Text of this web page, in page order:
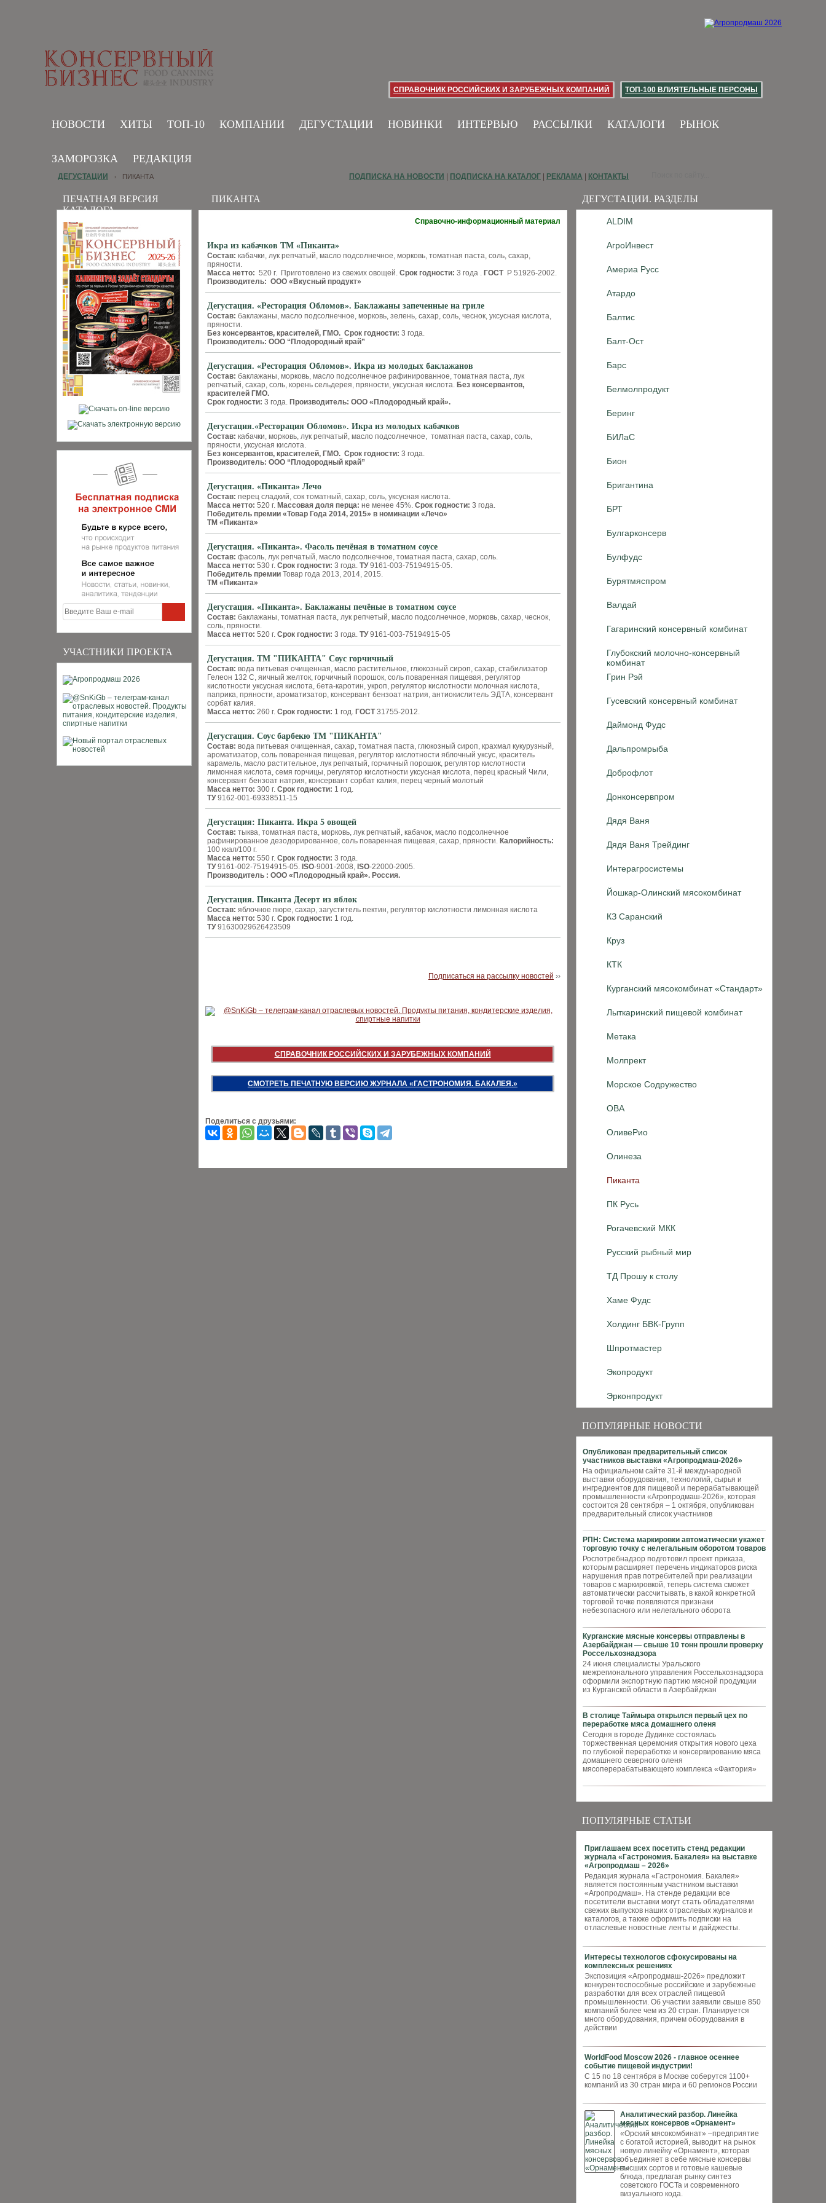
СПРАВОЧНИК РОССИЙСКИХ И ЗАРУБЕЖНЫХ КОМПАНИЙ ТОП-100 ВЛИЯТЕЛЬНЫЕ ПЕРСОНЫ
НОВОСТИ ХИТЫ ТОП-10 КОМПАНИИ ДЕГУСТАЦИИ НОВИНКИ ИНТЕРВЬЮ РАССЫЛКИ КАТАЛОГИ РЫНОК
ЗАМОРОЗКА РЕДАКЦИЯ
ПЕЧАТНАЯ ВЕРСИЯ
КАТАЛОГА
УЧАСТНИКИ ПРОЕКТА
ДЕГУСТАЦИИ. РАЗДЕЛЫ
ALDIM
АгроИнвест
Америа Русс
Атардо
Балтис
Балт-Ост
Барс
Белмолпродукт
Беринг
БИЛаС
Бион
Бригантина
БРТ
Булгарконсерв
Булфудс
Бурятмяспром
Валдай
Гагаринский консервный комбинат
Глубокский молочно-консервный
комбинат
Грин Рэй
Гусевский консервный комбинат
Даймонд Фудс
Дальпромрыба
Доброфлот
Донконсервпром
Дядя Ваня
Дядя Ваня Трейдинг
Интерагросистемы
Йошкар-Олинский мясокомбинат
КЗ Саранский
Круз
КТК
Курганский мясокомбинат «Стандарт»
Лыткаринский пищевой комбинат
Метака
Молпрект
Морское Содружество
ОВА
ОливеРио
Олинеза
Пиканта
ПК Русь
Рогачевский МКК
Русский рыбный мир
ТД Прошу к столу
Хаме Фудс
Холдинг БВК-Групп
Шпротмастер
Экопродукт
Эрконпродукт
ПОПУЛЯРНЫЕ НОВОСТИ
Опубликован предварительный список
участников выставки «Агропродмаш-2026»
На официальном сайте 31-й международной
выставки оборудования, технологий, сырья и
ингредиентов для пищевой и перерабатывающей
промышленности «Агропродмаш-2026», которая
состоится 28 сентября – 1 октября, опубликован
предварительный список участников
РПН: Система маркировки автоматически укажет
торговую точку с нелегальным оборотом товаров
Роспотребнадзор подготовил проект приказа,
которым расширяет перечень индикаторов риска
нарушения прав потребителей при реализации
товаров с маркировкой, теперь система сможет
автоматически рассчитывать, в какой конкретной
торговой точке появляются признаки
небезопасного или нелегального оборота
Курганские мясные консервы отправлены в
Азербайджан — свыше 10 тонн прошли проверку
Россельхознадзора
24 июня специалисты Уральского
межрегионального управления Россельхознадзора
оформили экспортную партию мясной продукции
из Курганской области в Азербайджан
В столице Таймыра открылся первый цех по
переработке мяса домашнего оленя
Сегодня в городе Дудинке состоялась
торжественная церемония открытия нового цеха
по глубокой переработке и консервированию мяса
домашнего северного оленя
мясоперерабатывающего комплекса «Фактория»
ПОПУЛЯРНЫЕ СТАТЬИ
Приглашаем всех посетить стенд редакции
журнала «Гастрономия. Бакалея» на выставке
«Агропродмаш – 2026»
Редакция журнала «Гастрономия. Бакалея»
является постоянным участником выставки
«Агропродмаш». На стенде редакции все
посетители выставки могут стать обладателями
свежих выпусков наших отраслевых журналов и
каталогов, а также оформить подписки на
отласлевые новостные ленты и дайджесты.
Интересы технологов сфокусированы на
комплексных решениях
Экспозиция «Агропродмаш-2026» предложит
конкурентоспособные российские и зарубежные
разработки для всех отраслей пищевой
промышленности. Об участии заявили свыше 850
компаний более чем из 20 стран. Планируется
много оборудования, причем оборудования в
действии
WorldFood Moscow 2026 - главное осеннее
событие пищевой индустрии!
С 15 по 18 сентября в Москве соберутся 1100+
компаний из 30 стран мира и 60 регионов России
Аналитический разбор. Линейка
мясных консервов «Орнамент»
«Орский мясокомбинат» –предприятие
с богатой историей, выводит на рынок
новую линейку «Орнамент», которая
объединяет в себе мясные консервы
высших сортов и готовые кашевые
блюда, предлагая рынку синтез
советского ГОСТа и современного
визуального кода.
ДЕГУСТАЦИИ › ПИКАНТА ПОДПИСКА НА НОВОСТИ ПОДПИСКА НА КАТАЛОГ РЕКЛАМА КОНТАКТЫ
ПИКАНТА
Справочно-информационный материал
Икра из кабачков ТМ «Пиканта»
Состав: кабачки, лук репчатый, масло подсолнечное, морковь, томатная паста, соль, сахар,
пряности.
Масса нетто: 520 г. Приготовлено из свежих овощей. Срок годности: 3 года . ГОСТР 51926-2002.
Производитель: ООО «Вкусный продукт»
Дегустация. «Ресторация Обломов». Баклажаны запеченные на гриле
Состав: баклажаны, масло подсолнечное, морковь, зелень, сахар, соль, чеснок, уксусная кислота,
пряности.
Без консервантов, красителей, ГМО. Срок годности: 3 года.
Производитель: ООО “Плодородный край”
Дегустация. «Ресторация Обломов». Икра из молодых баклажанов
Состав: баклажаны, морковь, масло подсолнечное рафинированное, томатная паста, лук
репчатый, сахар, соль, корень сельдерея, пряности, уксусная кислота. Без консервантов,
красителей ГМО.
Срок годности: 3 года. Производитель: ООО «Плодородный край».
Дегустация.«Ресторация Обломов». Икра из молодых кабачков
Состав: кабачки, морковь, лук репчатый, масло подсолнечное, томатная паста, сахар, соль,
пряности, уксусная кислота.
Без консервантов, красителей, ГМО. Срок годности: 3 года.
Производитель: ООО “Плодородный край”
Дегустация. «Пиканта» Лечо
Состав: перец сладкий, сок томатный, сахар, соль, уксусная кислота.
Масса нетто: 520 г. Массовая доля перца: не менее 45%. Срок годности: 3 года.
Победитель премии «Товар Года 2014, 2015» в номинации «Лечо»
ТМ «Пиканта»
Дегустация. «Пиканта». Фасоль печёная в томатном соусе
Состав: фасоль, лук репчатый, масло подсолнечное, томатная паста, сахар, соль.
Масса нетто: 530 г. Срок годности: 3 года. ТУ9161-003-75194915-05.
Победитель премии Товар года 2013, 2014, 2015.
ТМ «Пиканта»
Дегустация. «Пиканта». Баклажаны печёные в томатном соусе
Состав: баклажаны, томатная паста, лук репчетый, масло подсолнечное, морковь, сахар, чеснок,
соль, пряности.
Масса нетто: 520 г. Срок годности: 3 года. ТУ9161-003-75194915-05
Дегустация. ТМ "ПИКАНТА" Соус горчичный
Состав: вода питьевая очищенная, масло растительное, глюкозный сироп, сахар, стабилизатор
Гелеон 132 С, яичный желток, горчичный порошок, соль поваренная пищевая, регулятор
кислотности уксусная кислота, бета-каротин, укроп, регулятор кислотности молочная кислота,
паприка, пряности, ароматизатор, консервант бензоат натрия, антиокислитель ЭДТА, консервант
сорбат калия.
Масса нетто: 260 г. Срок годности: 1 год. ГОСТ31755-2012.
Дегустация. Соус барбекю ТМ "ПИКАНТА"
Состав: вода питьевая очищенная, сахар, томатная паста, глюкозный сироп, крахмал кукурузный,
ароматизатор, соль поваренная пищевая, регулятор кислотности яблочный уксус, краситель
карамель, масло растительное, лук репчатый, горчичный порошок, регулятор кислотности
лимонная кислота, семя горчицы, регулятор кислотности уксусная кислота, перец красный Чили,
консервант бензоат натрия, консервант сорбат калия, перец черный молотый
Масса нетто: 300 г. Срок годности: 1 год.
ТУ9162-001-69338511-15
Дегустация: Пиканта. Икра 5 овощей
Состав: тыква, томатная паста, морковь, лук репчатый, кабачок, масло подсолнечное
рафинированное дезодорированное, соль поваренная пищевая, сахар, пряности. Калорийность:
100 ккал/100 г.
Масса нетто: 550 г. Срок годности: 3 года.
ТУ9161-002-75194915-05. ISO-9001-2008, ISO-22000-2005.
Производитель : ООО «Плодородный край». Россия.
Дегустация. Пиканта Десерт из яблок
Состав: яблочное пюре, сахар, загуститель­ пектин, регулятор кислотности лимонная кислота
Масса нетто: 530 г. Срок годности: 1 год.
ТУ9163­002­96264235­09
Подписаться на рассылку новостей ››
СПРАВОЧНИК РОССИЙСКИХ И ЗАРУБЕЖНЫХ КОМПАНИЙ
СМОТРЕТЬ ПЕЧАТНУЮ ВЕРСИЮ ЖУРНАЛА «ГАСТРОНОМИЯ. БАКАЛЕЯ.»
Поделиться с друзьями: